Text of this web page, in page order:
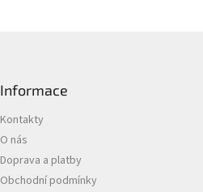
Informace
Kontakty
O nás
Doprava a platby
Obchodní podmínky